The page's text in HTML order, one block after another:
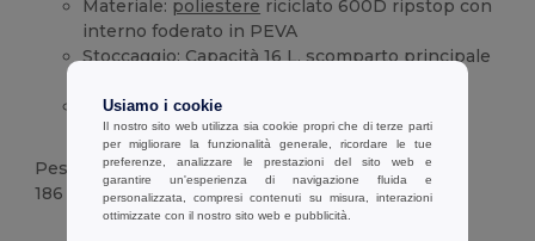
Materiale: poliestere riciclato 600D ripstop con
interno foderato in PEVA
Stoccaggio: Capacità 16 L, scomparto principale
Sistema di trasporto: cinghie imbottite
regolabili e due cinghie frontali
Peso
186 g.
Usiamo i cookie
Il nostro sito web utilizza sia cookie propri che di terze parti
per migliorare la funzionalità generale, ricordare le tue
preferenze, analizzare le prestazioni del sito web e
garantire un'esperienza di navigazione fluida e
personalizzata, compresi contenuti su misura, interazioni
ottimizzate con il nostro sito web e pubblicità.